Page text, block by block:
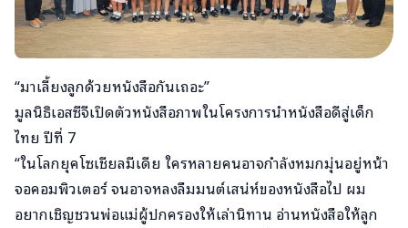
“มาเลี้ยงลูกด้วยหนังสือกันเถอะ”
มูลนิธิเอสซีจีเปิดตัวหนังสือภาพในโครงการนำหนังสือดีสู่เด็ก
ไทย ปีที่ 7
“ในโลกยุคโซเชียลมีเดีย ใครหลายคนอาจกำลังหมกมุ่นอยู่หน้า
จอคอมพิวเตอร์ จนอาจหลงลืมมนต์เสน่ห์ของหนังสือไป ผม
อยากเชิญชวนพ่อแม่ผู้ปกครองให้เล่านิทาน อ่านหนังสือให้ลูก